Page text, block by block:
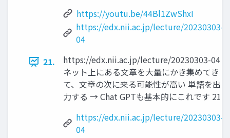
https://youtu.be/44Bl1ZwShxI
https://edx.nii.ac.jp/lecture/20230303-
04
21.
https://edx.nii.ac.jp/lecture/20230303-04
ネット上にある文章を大量にかき集めてき
て、文章の次に来る可能性が高い 単語を出
力する → Chat GPTも基本的にこれです 21
https://edx.nii.ac.jp/lecture/20230303-
04